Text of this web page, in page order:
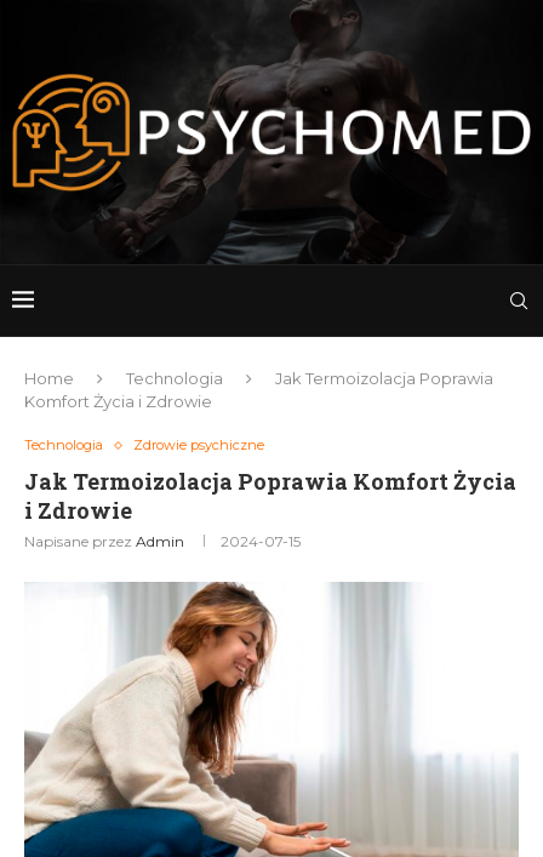
Home Technologia
Jak Termoizolacja Poprawia
Komfort Życia i Zdrowie
Technologia Zdrowie psychiczne
Jak Termoizolacja Poprawia Komfort Życia
i Zdrowie
Napisane przez Admin 2024-07-15